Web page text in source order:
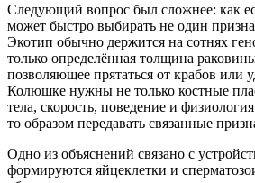
Следующий вопрос был сложнее: как
может быстро выбирать не один
Экотип обычно держится на сотнях
только определённая толщина
позволяющее прятаться от крабов или
Колюшке нужны не только костные
тела, скорость, поведение и
то образом передавать связанные
Одно из объяснений связано с
формируются яйцеклетки и